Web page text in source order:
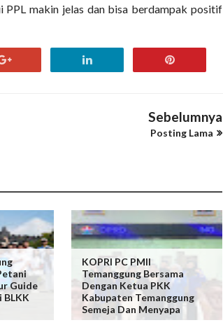
PPL makin jelas dan bisa berdampak positif
Sebelumnya
Posting Lama
Guide
BLKK
KOPRI PC PMII
Temanggung Bersama
Dengan Ketua PKK
Kabupaten Temanggung
Semeja Dan Menyapa